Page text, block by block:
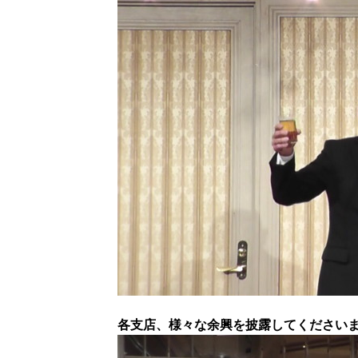
各支店、様々な余興を披露してください